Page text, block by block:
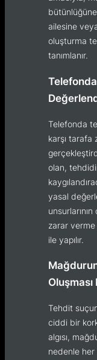
ailesine
oluşturma
tanımlanır.
Telefonda
karşı
olan,
yasal
zarar
ile yapılır.
Tehdit
ciddi bir
algısı,
nedenle